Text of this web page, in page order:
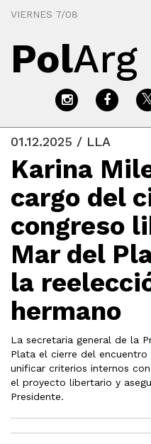
VIERNES 7/08
PolArg
01.12.2025 / LLA
Karina
cargo del
congreso
Mar del
la
hermano
La secretaria general de la
Plata el cierre del
unificar criterios internos
el proyecto libertario y
Presidente.